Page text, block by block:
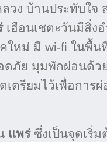
วง บ้านประทับใ
เฮือนเชตะวันมีสิ่ง
ใหม่ มี wi-fi ในพื้
ดภัย มุมพักผ่อนด้ว
เตรียมไว้เพื่อการ
แพร่ ซึ่งเป็นจุดเริ่